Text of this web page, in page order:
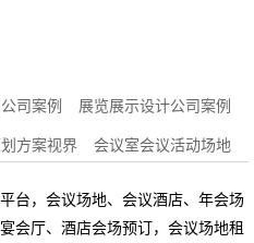
司案例
展览展示设计公司案例
方案视界 会议室会议活动场地
台，会议场地、会议酒店、年会场
会厅、酒店会场预订，会议场地租